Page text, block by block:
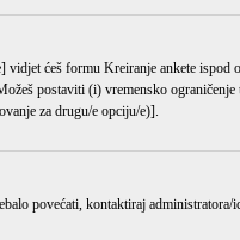
vidjet ćeš formu Kreiranje ankete ispod
postaviti (i) vremensko
za drugu/e opciju/e)].
povećati, kontaktiraj administratora/